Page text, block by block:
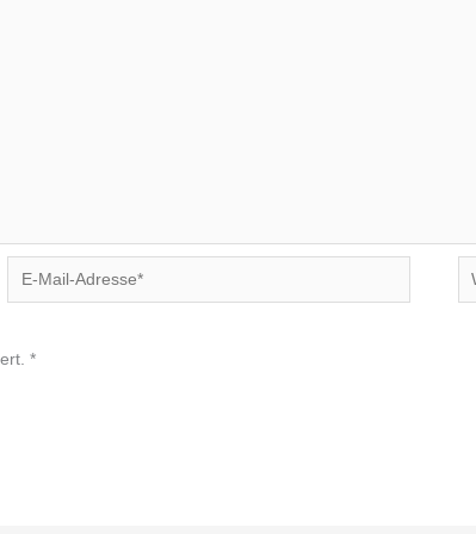
E-
Mail-
*